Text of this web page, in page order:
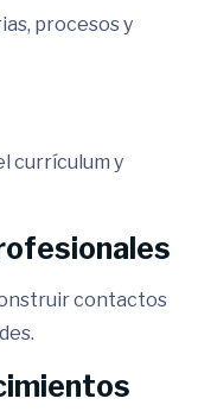
procesos y
currículum y
contactos